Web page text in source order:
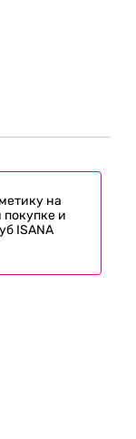
на
покупке и
ISANA